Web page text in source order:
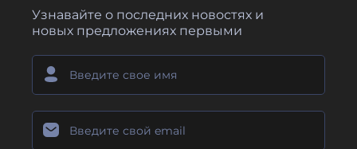
Узнавайте о последних новостях и
новых предложениях первыми